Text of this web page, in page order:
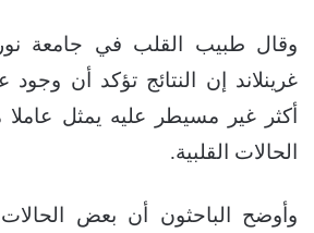
وقال طبيب القلب في جامعة
غرينلاند إن النتائج تؤكد أن
أكثر غير مسيطر عليه يمثل
الحالات القلبية.
وأوضح الباحثون أن بعض